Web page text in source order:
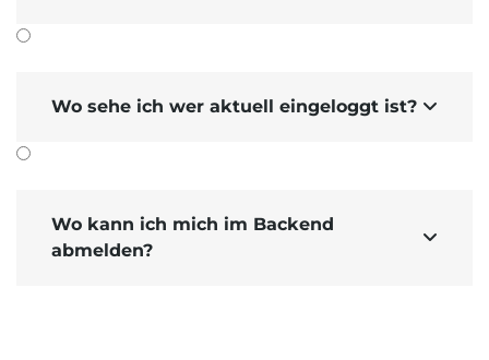
Wo sehe ich wer aktuell eingeloggt ist? 
Wo kann ich mich im Backend
abmelden?
